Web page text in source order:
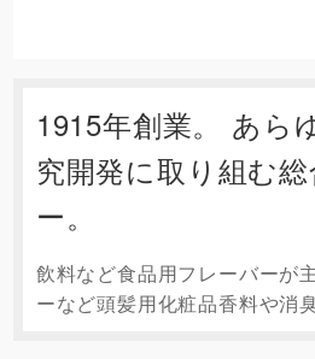
1915年創業。 あら
究開発に取り組む
ー。
飲料など食品用フレーバーが
ーなど頭髪用化粧品香料や消